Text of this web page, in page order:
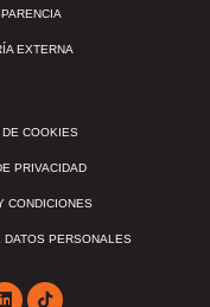
EXTERNA
DE COOKIES
PRIVACIDAD
CONDICIONES
DATOS PERSONALES